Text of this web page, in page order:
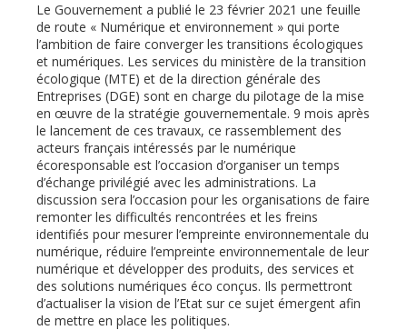
Le Gouvernement a publié le 23 février 2021 une feuille
de route « Numérique et environnement » qui porte
l’ambition de faire converger les transitions écologiques
et numériques. Les services du ministère de la transition
écologique (MTE) et de la direction générale des
Entreprises (DGE) sont en charge du pilotage de la mise
en œuvre de la stratégie gouvernementale. 9 mois après
le lancement de ces travaux, ce rassemblement des
acteurs français intéressés par le numérique
écoresponsable est l’occasion d’organiser un temps
d’échange privilégié avec les administrations. La
discussion sera l’occasion pour les organisations de faire
remonter les difficultés rencontrées et les freins
identifiés pour mesurer l’empreinte environnementale du
numérique, réduire l’empreinte environnementale de leur
numérique et développer des produits, des services et
des solutions numériques éco conçus. Ils permettront
d’actualiser la vision de l’Etat sur ce sujet émergent afin
de mettre en place les politiques.